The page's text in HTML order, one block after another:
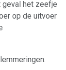
geval het zeefje
op de uitvoer